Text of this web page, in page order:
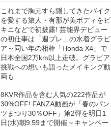
これまで胸元すら隠してきたバイク
を愛する旅人・有那が美ボディをビ
キニなどで初披露! 芸能界デビュー
の初仕事は「週プレ」の水着グラビ
ア～同い年の相棒「Honda X4」で
日本全国2万km以上走破。グラビア
挑戦への想いも語ったメイキング動
画も
8KVR作品を含む人気の222作品が
30%OFF! FANZA動画が「春のパン
ツまつり30％OFF」第2弾を明日1
日(水)朝9:59まで開催～キャンペー